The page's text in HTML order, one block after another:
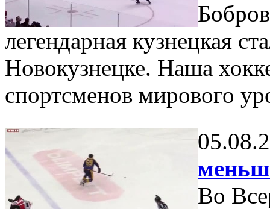
легендарная кузнецкая
Новокузнецке. Наша
спортсменов мирового
Во